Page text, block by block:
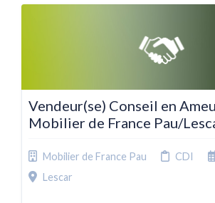
Vendeur(se) Conseil en
Mobilier de France Pau/
Mobilier de France Pau CDI
Lescar